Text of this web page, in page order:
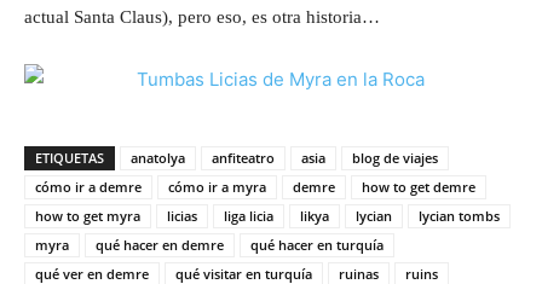
actual Santa Claus), pero eso, es otra historia…
ETIQUETAS anatolya anfiteatro asia
blog de viajes
cómo ir a demre
cómo ir a myra demre
how to get demre
how to get myra
licias liga licia likya lycian
lycian tombs
myra
qué hacer en demre
qué hacer en turquía
qué ver en demre
qué visitar en turquía ruinas
ruins